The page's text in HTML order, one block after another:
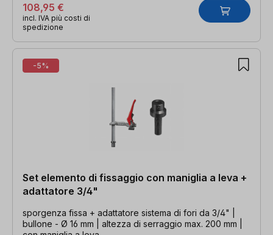
108,95 €
incl. IVA più costi di
spedizione
-5%
Set elemento di fissaggio con maniglia a leva +
adattatore 3/4"
sporgenza fissa + adattatore sistema di fori da 3/4" |
bullone - Ø 16 mm | altezza di serraggio max. 200 mm |